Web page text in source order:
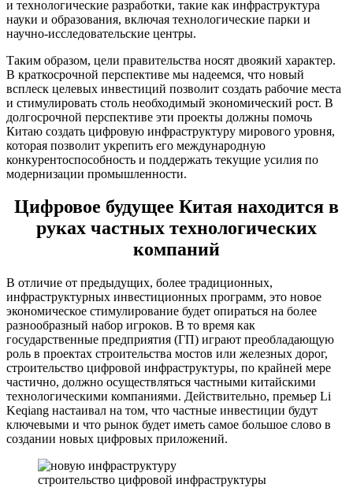
и технологические разработки, такие как инфраструктура
науки и образования, включая технологические парки и
научно-исследовательские центры.
Таким образом, цели правительства носят двоякий характер.
В краткосрочной перспективе мы надеемся, что новый
всплеск целевых инвестиций позволит создать рабочие места
и стимулировать столь необходимый экономический рост. В
долгосрочной перспективе эти проекты должны помочь
Китаю создать цифровую инфраструктуру мирового уровня,
которая позволит укрепить его международную
конкурентоспособность и поддержать текущие усилия по
модернизации промышленности.
Цифровое будущее Китая находится в
руках частных технологических
компаний
В отличие от предыдущих, более традиционных,
инфраструктурных инвестиционных программ, это новое
экономическое стимулирование будет опираться на более
разнообразный набор игроков. В то время как
государственные предприятия (ГП) играют преобладающую
роль в проектах строительства мостов или железных дорог,
строительство цифровой инфраструктуры, по крайней мере
частично, должно осуществляться частными китайскими
технологическими компаниями. Действительно, премьер Li
Keqiang настаивал на том, что частные инвестиции будут
ключевыми и что рынок будет иметь самое большое слово в
создании новых цифровых приложений.
строительство цифровой инфраструктуры